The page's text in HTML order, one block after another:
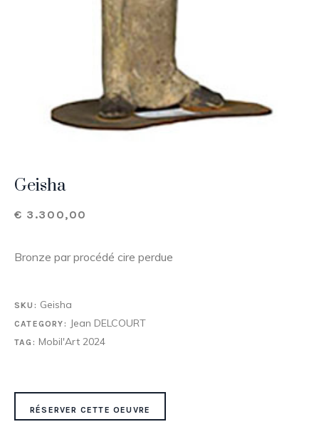
Geisha
€ 3.300,00
Bronze par procédé cire perdue
SKU: Geisha
CATEGORY: Jean DELCOURT
TAG: Mobil'Art 2024
RÉSERVER CETTE OEUVRE